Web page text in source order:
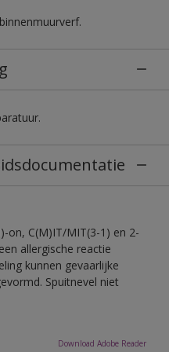
on, C(M)IT/MIT(3-1) en 2-
allergische reactie
kunnen gevaarlijke
Spuitnevel niet
Download Adobe Reader